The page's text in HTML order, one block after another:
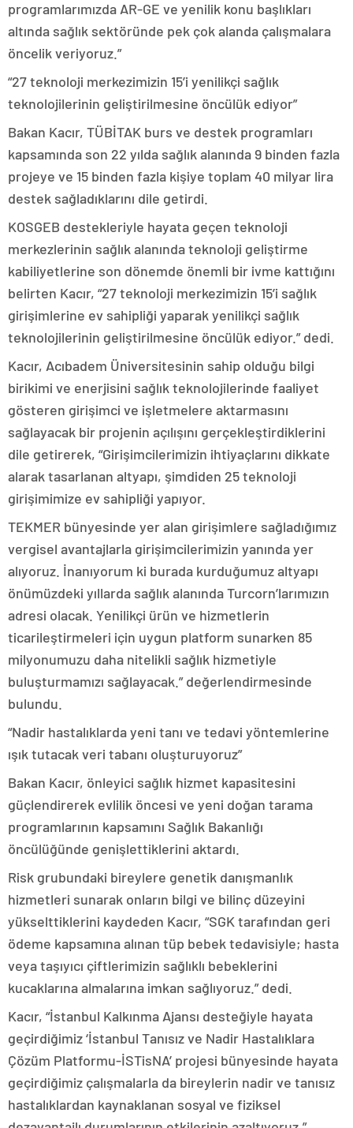
programlarımızda AR-GE ve yenilik konu başlıkları
altında sağlık sektöründe pek çok alanda çalışmalara
öncelik veriyoruz.”
“27 teknoloji merkezimizin 15’i yenilikçi sağlık
teknolojilerinin geliştirilmesine öncülük ediyor”
Bakan Kacır, TÜBİTAK burs ve destek programları
kapsamında son 22 yılda sağlık alanında 9 binden fazla
projeye ve 15 binden fazla kişiye toplam 40 milyar lira
destek sağladıklarını dile getirdi.
KOSGEB destekleriyle hayata geçen teknoloji
merkezlerinin sağlık alanında teknoloji geliştirme
kabiliyetlerine son dönemde önemli bir ivme kattığını
belirten Kacır, “27 teknoloji merkezimizin 15’i sağlık
girişimlerine ev sahipliği yaparak yenilikçi sağlık
teknolojilerinin geliştirilmesine öncülük ediyor.” dedi.
Kacır, Acıbadem Üniversitesinin sahip olduğu bilgi
birikimi ve enerjisini sağlık teknolojilerinde faaliyet
gösteren girişimci ve işletmelere aktarmasını
sağlayacak bir projenin açılışını gerçekleştirdiklerini
dile getirerek, “Girişimcilerimizin ihtiyaçlarını dikkate
alarak tasarlanan altyapı, şimdiden 25 teknoloji
girişimimize ev sahipliği yapıyor.
TEKMER bünyesinde yer alan girişimlere sağladığımız
vergisel avantajlarla girişimcilerimizin yanında yer
alıyoruz. İnanıyorum ki burada kurduğumuz altyapı
önümüzdeki yıllarda sağlık alanında Turcorn’larımızın
adresi olacak. Yenilikçi ürün ve hizmetlerin
ticarileştirmeleri için uygun platform sunarken 85
milyonumuzu daha nitelikli sağlık hizmetiyle
buluşturmamızı sağlayacak.” değerlendirmesinde
bulundu.
“Nadir hastalıklarda yeni tanı ve tedavi yöntemlerine
ışık tutacak veri tabanı oluşturuyoruz”
Bakan Kacır, önleyici sağlık hizmet kapasitesini
güçlendirerek evlilik öncesi ve yeni doğan tarama
programlarının kapsamını Sağlık Bakanlığı
öncülüğünde genişlettiklerini aktardı.
Risk grubundaki bireylere genetik danışmanlık
hizmetleri sunarak onların bilgi ve bilinç düzeyini
yükselttiklerini kaydeden Kacır, “SGK tarafından geri
ödeme kapsamına alınan tüp bebek tedavisiyle; hasta
veya taşıyıcı çiftlerimizin sağlıklı bebeklerini
kucaklarına almalarına imkan sağlıyoruz.” dedi.
Kacır, “İstanbul Kalkınma Ajansı desteğiyle hayata
geçirdiğimiz ‘İstanbul Tanısız ve Nadir Hastalıklara
Çözüm Platformu-İSTisNA’ projesi bünyesinde hayata
geçirdiğimiz çalışmalarla da bireylerin nadir ve tanısız
hastalıklardan kaynaklanan sosyal ve fiziksel